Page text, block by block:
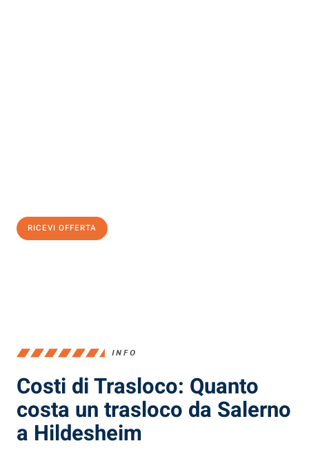
RICEVI OFFERTA
INFO
Costi di Trasloco: Quanto
costa un trasloco da Salerno
a Hildesheim